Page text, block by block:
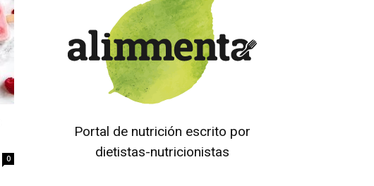
0
Portal de nutrición escrito por
dietistas-nutricionistas